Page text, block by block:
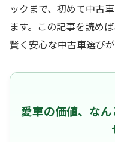
ックまで、初めて中古
ます。この記事を読め
賢く安心な中古車選び
愛車の価値、な